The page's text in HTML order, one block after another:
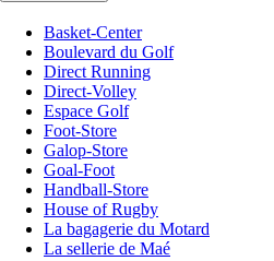
Basket-Center
Boulevard du Golf
Direct Running
Direct-Volley
Espace Golf
Foot-Store
Galop-Store
Goal-Foot
Handball-Store
House of Rugby
La bagagerie du Motard
La sellerie de Maé